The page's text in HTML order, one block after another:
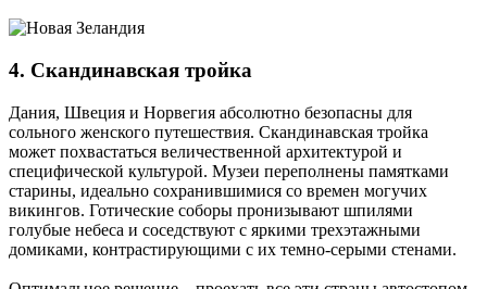
4. Скандинавская тройка
Дания, Швеция и Норвегия абсолютно безопасны для
сольного женского путешествия. Скандинавская тройка
может похвастаться величественной архитектурой и
специфической культурой. Музеи переполнены памятками
старины, идеально сохранившимися со времен могучих
викингов. Готические соборы пронизывают шпилями
голубые небеса и соседствуют с яркими трехэтажными
домиками, контрастирующими с их темно-серыми стенами.